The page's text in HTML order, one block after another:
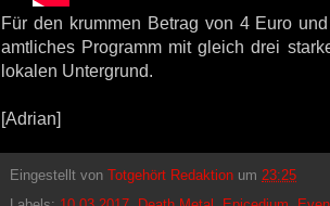
Für den krummen Betrag von 4 Euro
amtliches Programm mit gleich drei
lokalen Untergrund.
[Adrian]
Eingestellt von Totgehört Redaktion um 23:25